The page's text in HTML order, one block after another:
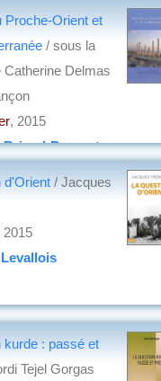
Pierre de Taillac , Archives
Proche-Orient et
/ sous la
Catherine Delmas
, 2015
Briand-Ponsart
d'Orient / Jacques
2015
kurde : passé et
Tejel Gorgas